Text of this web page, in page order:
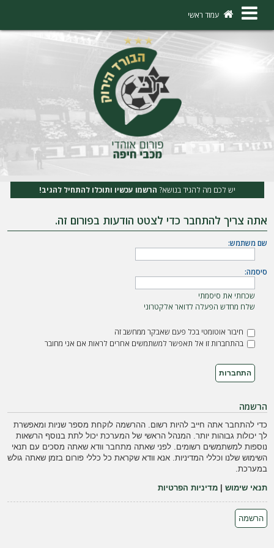
×
ו
ר
ש
ה
עמוד ראשי
יש לכם מה להגיד בנושא? הרשמו עכשיו ותוכלו להתחיל להגיב!
אתה צריך להתחבר כדי לצטט הודעות בפורום זה.
שם משתמש:
סיסמה:
שכחתי את סיסמתי
שלח מחדש הפעלה לדואר אלקטרוני
חיבור אוטומטי בכל פעם שאבקר ממחשב זה
בהתחברות זו אל תאפשר למשתמשים אחרים לראות אם אני מחובר
הרשמה
כדי להתחבר אתה חייב להיות רשום. ההרשמה לוקחת מספר שניות ומאפשרת
לך יכולות גבוהות יותר. המנהל הראשי של המערכת יכול לתת בנוסף הרשאות
נוספות למשתמשים רשומים. לפני שאתה מתחבר וודא שאתה מסכים עם תנאי
השימוש שלנו וכללי המדיניות. אנא וודא שקראת כל כללי פורום בזמן שאתה גולש
במערכת.
תנאי שימוש |מדיניות הפרטיות
הרשמה